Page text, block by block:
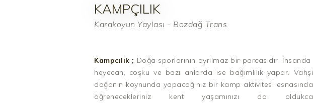
KAMPÇILIK
Karakoyun Yaylası - Bozdağ Trans
Kampcılık ; Doğa sporlarının ayrılmaz bir parcasıdır. İnsanda
heyecan, coşku ve bazı anlarda ise bağımlılık yapar. Vahşi
doğanın koynunda yapacağınız bir kamp aktivitesi esnasında
öğrenecekleriniz kent yaşamınızı da oldukca